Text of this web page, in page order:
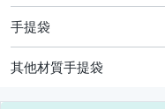
偶像、球員卡與郵幣
女裝與服飾配件
手提袋
其他材質手提袋